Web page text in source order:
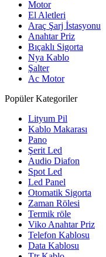
Motor
El Aletleri
Araç Şarj İstasyonu
Anahtar Priz
Bıçaklı Sigorta
Nya Kablo
Şalter
Ac Motor
Popüler Kategoriler
Lityum Pil
Kablo Makarası
Pano
Şerit Led
Audio Diafon
Spot Led
Led Panel
Otomatik Sigorta
Zaman Rölesi
Termik röle
Viko Anahtar Priz
Telefon Kablosu
Data Kablosu